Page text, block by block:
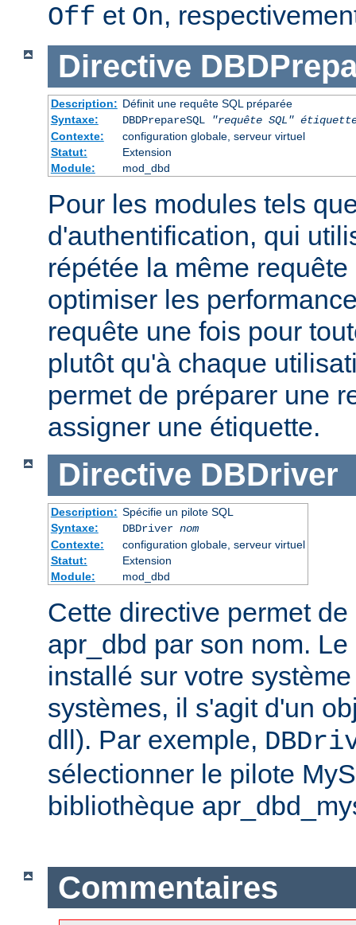
Off et On,
Directive
Description: Définit une requête SQL préparée
Syntaxe:
DBDPrepareSQL "requête SQL"
Contexte:
configuration globale, serveur virtuel
Statut:
Extension
Module:
mod_dbd
Pour les modules tels
d'authentification, qui
répétée la même
optimiser les
requête une fois pour
plutôt qu'à chaque
permet de préparer une
assigner une étiquette.
Directive DBDriver
Description: Spécifie un pilote SQL
Syntaxe:
DBDriver nom
Contexte:
configuration globale, serveur virtuel
Statut:
Extension
Module:
mod_dbd
Cette directive permet
apr_dbd par son nom.
installé sur votre
systèmes, il s'agit d'un
dll). Par exemple,
sélectionner le pilote
bibliothèque
Commentaires